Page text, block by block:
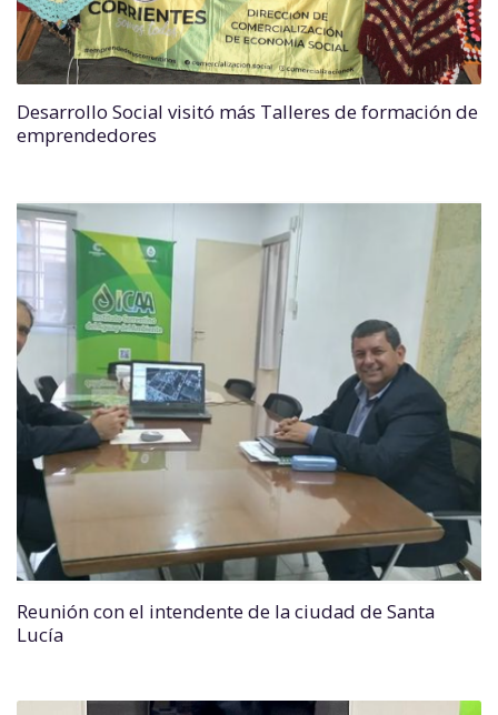
Desarrollo Social visitó más Talleres de formación de
emprendedores
Reunión con el intendente de la ciudad de Santa
Lucía